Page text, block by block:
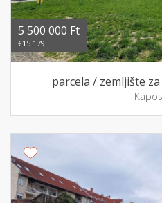
5 500 000 Ft
€15 179
parcela / zemljište